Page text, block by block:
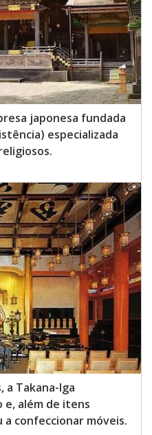
japonesa fundada
especializada
a Takana-Iga
e, além de itens
confeccionar móveis.